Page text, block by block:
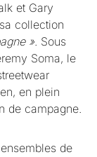
et Gary
collection
». Sous
Soma, le
en plein
de campagne.
de